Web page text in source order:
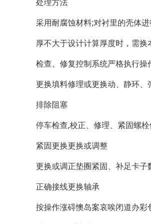
采用耐腐蚀材料;对衬里的壳体
厚不大于设计计算厚度时，需换
检查、修复控制系统严格执行
更换填料修理或更换动、静环
排除阻塞
停车检查,校正、修理、紧固螺
紧固更换更换或调整
更换或调正垫圈紧固、补足卡子
正确接线更换轴承
按操作涨碍懊岛案哀唉闭道办